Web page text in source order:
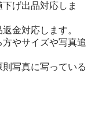
げ出品対応しま
金対応します。
やサイズや写真追
写真に写っている